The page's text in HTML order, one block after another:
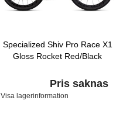
Specialized Shiv Pro Race X1
Gloss Rocket Red/Black
Pris saknas
Visa lagerinformation